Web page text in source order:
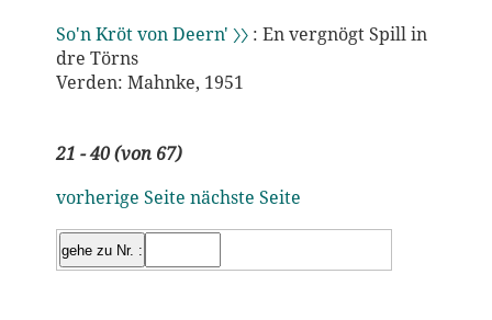
So'n Kröt von Deern' 〉〉: En vergnögt Spill in
dre Törns
Verden: Mahnke, 1951
21 - 40 (von 67)
vorherige Seite nächste Seite